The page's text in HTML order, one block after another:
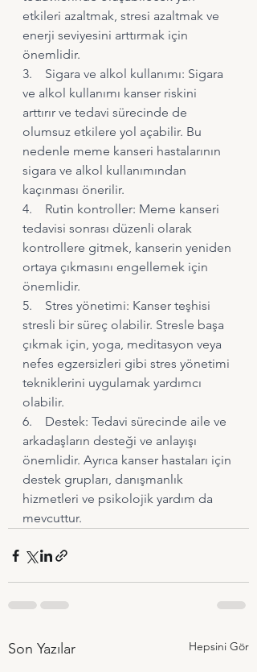
etkileri azaltmak, stresi azaltmak ve
enerji seviyesini arttırmak için
önemlidir.
3.    Sigara ve alkol kullanımı: Sigara
ve alkol kullanımı kanser riskini
arttırır ve tedavi sürecinde de
olumsuz etkilere yol açabilir. Bu
nedenle meme kanseri hastalarının
sigara ve alkol kullanımından
kaçınması önerilir.
4.    Rutin kontroller: Meme kanseri
tedavisi sonrası düzenli olarak
kontrollere gitmek, kanserin yeniden
ortaya çıkmasını engellemek için
önemlidir.
5.    Stres yönetimi: Kanser teşhisi
stresli bir süreç olabilir. Stresle başa
çıkmak için, yoga, meditasyon veya
nefes egzersizleri gibi stres yönetimi
tekniklerini uygulamak yardımcı
olabilir.
6.    Destek: Tedavi sürecinde aile ve
arkadaşların desteği ve anlayışı
önemlidir. Ayrıca kanser hastaları için
destek grupları, danışmanlık
hizmetleri ve psikolojik yardım da
mevcuttur.
Son Yazılar Hepsini Gör